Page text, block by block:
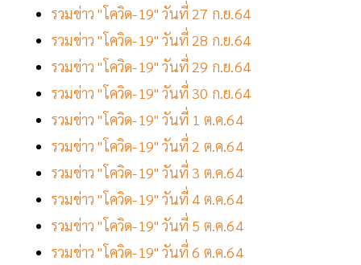
รวมข่าว "โควิด-19" วันที่ 27 ก.ย.64
รวมข่าว "โควิด-19" วันที่ 28 ก.ย.64
รวมข่าว "โควิด-19" วันที่ 29 ก.ย.64
รวมข่าว "โควิด-19" วันที่ 30 ก.ย.64
รวมข่าว "โควิด-19" วันที่ 1 ต.ค.64
รวมข่าว "โควิด-19" วันที่ 2 ต.ค.64
รวมข่าว "โควิด-19" วันที่ 3 ต.ค.64
รวมข่าว "โควิด-19" วันที่ 4 ต.ค.64
รวมข่าว "โควิด-19" วันที่ 5 ต.ค.64
รวมข่าว "โควิด-19" วันที่ 6 ต.ค.64